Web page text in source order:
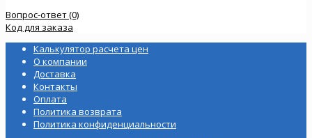
Вопрос-ответ (0)
Код для заказа
Калькулятор расчета цен
О компании
Доставка
Контакты
Оплата
Политика возврата
Политика конфиденциальности